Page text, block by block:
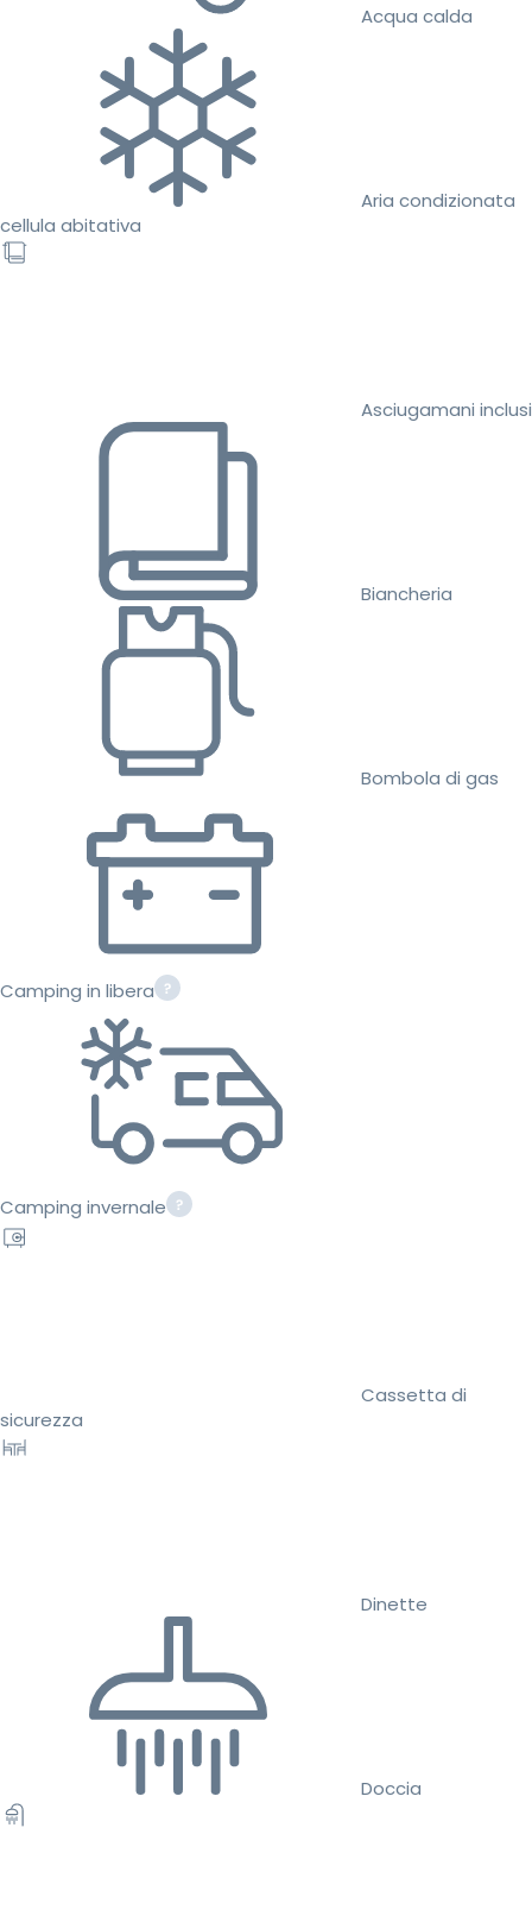
Acqua calda
Aria condizionata
cellula abitativa
Asciugamani inclusi
Biancheria
Bombola di gas
Camping in libera
Camping invernale
Cassetta di
sicurezza
Dinette
Doccia